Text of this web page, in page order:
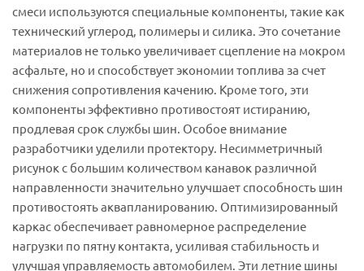
смеси используются специальные компоненты, такие как
технический углерод, полимеры и силика. Это сочетание
материалов не только увеличивает сцепление на мокром
асфальте, но и способствует экономии топлива за счет
снижения сопротивления качению. Кроме того, эти
компоненты эффективно противостоят истиранию,
продлевая срок службы шин. Особое внимание
разработчики уделили протектору. Несимметричный
рисунок с большим количеством канавок различной
направленности значительно улучшает способность шин
противостоять аквапланированию. Оптимизированный
каркас обеспечивает равномерное распределение
нагрузки по пятну контакта, усиливая стабильность и
улучшая управляемость автомобилем. Эти летние шины